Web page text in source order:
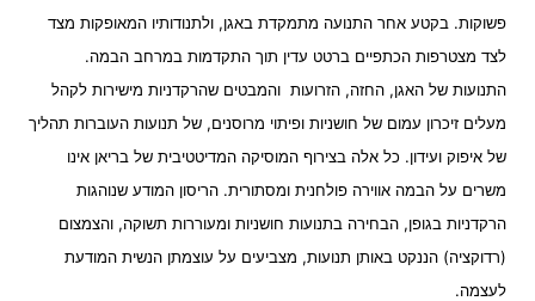
פשוקות. בקטע אחר התנועה מתמקדת באגן, ולתנודותיו המאופקות מצד
לצד מצטרפות הכתפיים ברטט עדין תוך התקדמות במרחב הבמה.
התנועות של האגן, החזה, הזרועות והמבטים שהרקדניות מישירות לקהל
מעלים זיכרון עמום של חושניות ופיתוי מרוסנים, של תנועות העוברות תהליך
של איפוק ועידון. כל אלה בצירוף המוסיקה המדיטטיבית של בריאן אינו
משרים על הבמה אווירה פולחנית ומסתורית. הריסון המודע שנוהגות
הרקדניות בגופן, הבחירה בתנועות חושניות ומעוררות תשוקה, והצמצום
(רדוקציה) הננקט באותן תנועות, מצביעים על עוצמתן הנשית המודעת
לעצמה.